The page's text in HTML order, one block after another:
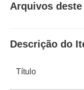
Arquivos
Descrição do
Título